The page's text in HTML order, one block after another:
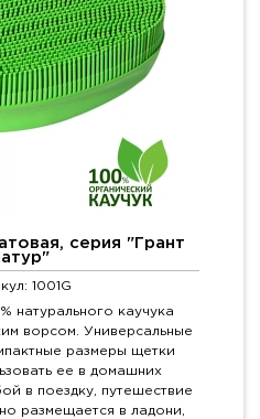
серия "Грант
1001G
натурального каучука
ворсом. Универсальные
размеры щетки
ее в домашних
в поездку, путешествие
размещается в ладони,